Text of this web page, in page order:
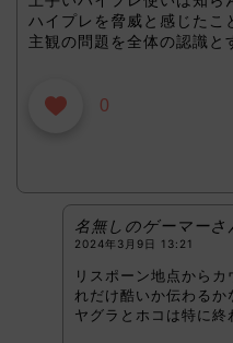
ハイプレを脅威と感じたこ
主観の問題を全体の認識と
0
名無しのゲーマーさ
2024年3月9日 13:21
リスポーン地点から
れだけ酷いか伝わるか
ヤグラとホコは特に終